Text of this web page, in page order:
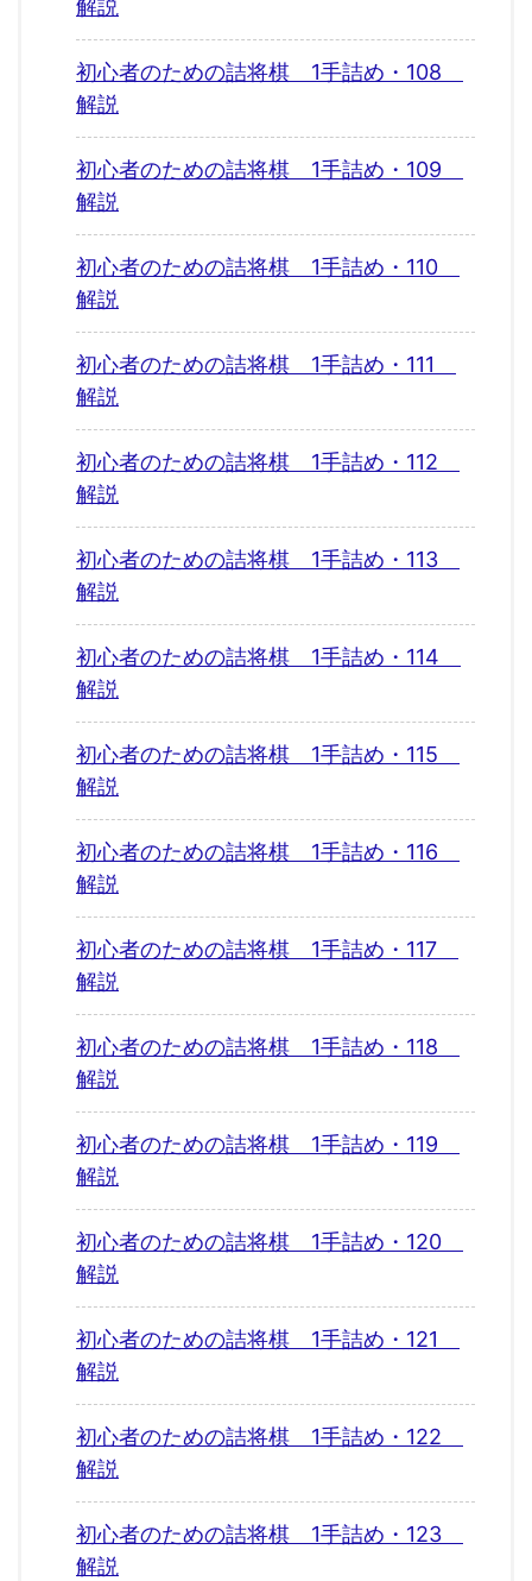
解説
初心者のための詰将棋 1手詰め・108
解説
初心者のための詰将棋 1手詰め・109
解説
初心者のための詰将棋 1手詰め・110
解説
初心者のための詰将棋 1手詰め・111
解説
初心者のための詰将棋 1手詰め・112
解説
初心者のための詰将棋 1手詰め・113
解説
初心者のための詰将棋 1手詰め・114
解説
初心者のための詰将棋 1手詰め・115
解説
初心者のための詰将棋 1手詰め・116
解説
初心者のための詰将棋 1手詰め・117
解説
初心者のための詰将棋 1手詰め・118
解説
初心者のための詰将棋 1手詰め・119
解説
初心者のための詰将棋 1手詰め・120
解説
初心者のための詰将棋 1手詰め・121
解説
初心者のための詰将棋 1手詰め・122
解説
初心者のための詰将棋 1手詰め・123
解説